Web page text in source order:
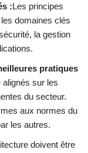
:Les principes
domaines clés
la gestion
pratiques
alignés sur les
du secteur.
aux normes du
les autres.
doivent être